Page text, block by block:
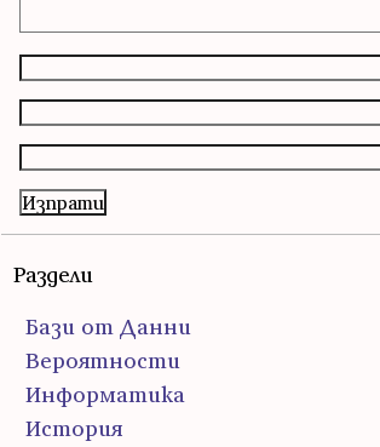
Раздели
Бази от Данни
Вероятности
Информатика
История